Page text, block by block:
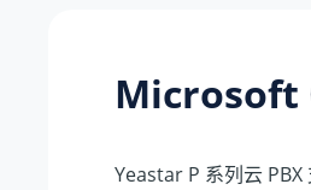
Microsoft
Yeastar P 系列云 PBX